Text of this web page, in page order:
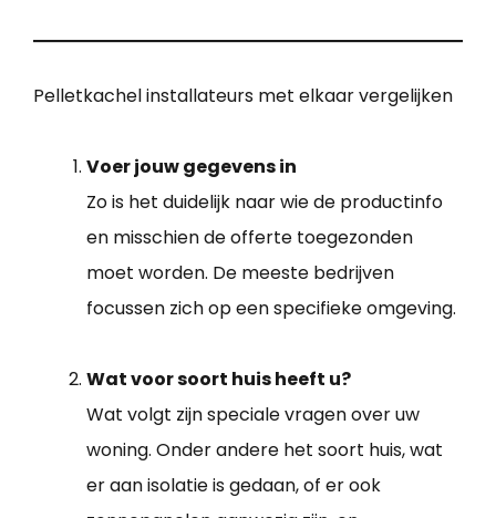
Pelletkachel installateurs met elkaar vergelijken
Voer jouw gegevens in
Zo is het duidelijk naar wie de productinfo
en misschien de offerte toegezonden
moet worden. De meeste bedrijven
focussen zich op een specifieke omgeving.
Wat voor soort huis heeft u?
Wat volgt zijn speciale vragen over uw
woning. Onder andere het soort huis, wat
er aan isolatie is gedaan, of er ook